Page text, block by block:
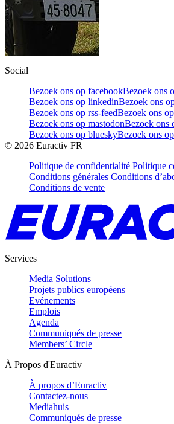
Social
Bezoek ons op facebookBezoek ons
Bezoek ons op linkedinBezoek ons
Bezoek ons op rss-feedBezoek ons
Bezoek ons op mastodonBezoek ons
Bezoek ons op blueskyBezoek ons
© 2026 Euractiv FR
Politique de confidentialité Politique
Conditions générales Conditions
Conditions de vente
Services
Media Solutions
Projets publics européens
Evénements
Emplois
Agenda
Communiqués de presse
Members’ Circle
À Propos d'Euractiv
À propos d’Euractiv
Contactez-nous
Mediahuis
Communiqués de presse